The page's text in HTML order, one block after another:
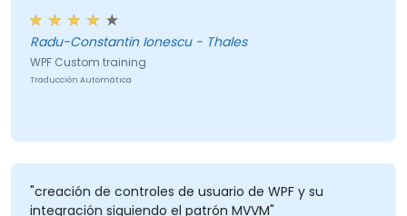
Radu-Constantin Ionescu - Thales
WPF Custom training
Traducción Automática
"creación de controles de usuario de WPF y su
integración siguiendo el patrón MVVM"